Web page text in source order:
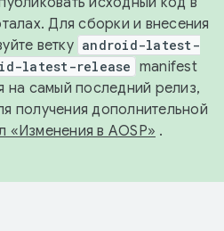
Для сборки и внесения
ветку android-latest-
latest-release manifest
на самый последний релиз,
получения дополнительной
«Изменения в AOSP» .